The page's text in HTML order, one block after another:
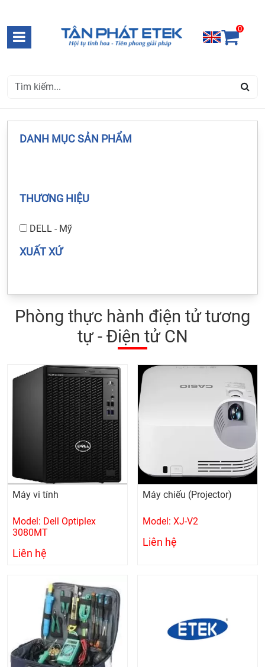
0
DANH MỤC SẢN PHẨM
THƯƠNG HIỆU
DELL - Mỹ
XUẤT XỨ
Phòng thực hành điện tử tương
tự - Điện tử CN
Máy vi tính
Model: Dell Optiplex
3080MT
Liên hệ
Máy chiếu (Projector)
Model: XJ-V2
Liên hệ